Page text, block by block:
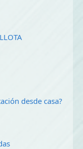
desde casa?